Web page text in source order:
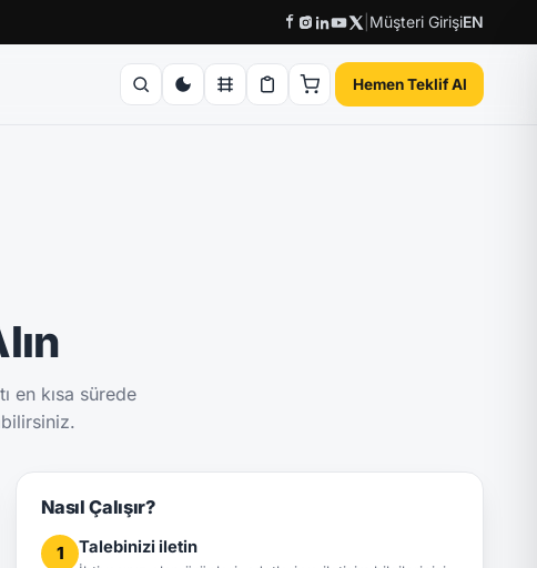
Müşteri GirişiEN
Hemen Teklif Al
en kısa sürede
Nasıl Çalışır?
1 Talebinizi iletin